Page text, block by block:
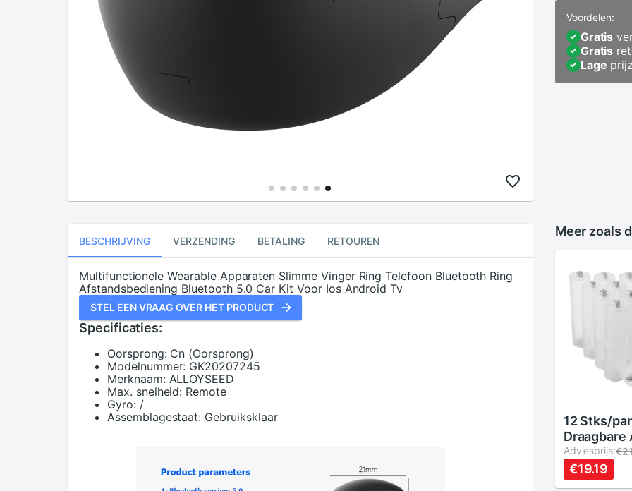
Voordelen:
Gratis
Gratis
Lage
BESCHRIJVING VERZENDING BETALING RETOUREN
Multifunctionele Wearable Apparaten Slimme Vinger Ring Telefoon Bluetooth Ring
Afstandsbediening Bluetooth 5.0 Car Kit Voor Ios Android Tv
STEL EEN VRAAG OVER HET PRODUCT
Specificaties:
Oorsprong: Cn (Oorsprong)
Modelnummer: GK20207245
Merknaam: ALLOYSEED
Max. snelheid: Remote
Gyro: /
Assemblagestaat: Gebruiksklaar
Meer zoals
12 Stks/
Draagbare
Size Cell
Converter
Batterijen
Adviesprijs:
€19.19